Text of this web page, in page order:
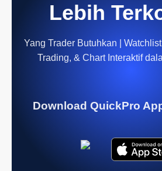
Lebih
Yang Trader Butuhkan |
Trading, & Chart Interaktif
Download QuickPro